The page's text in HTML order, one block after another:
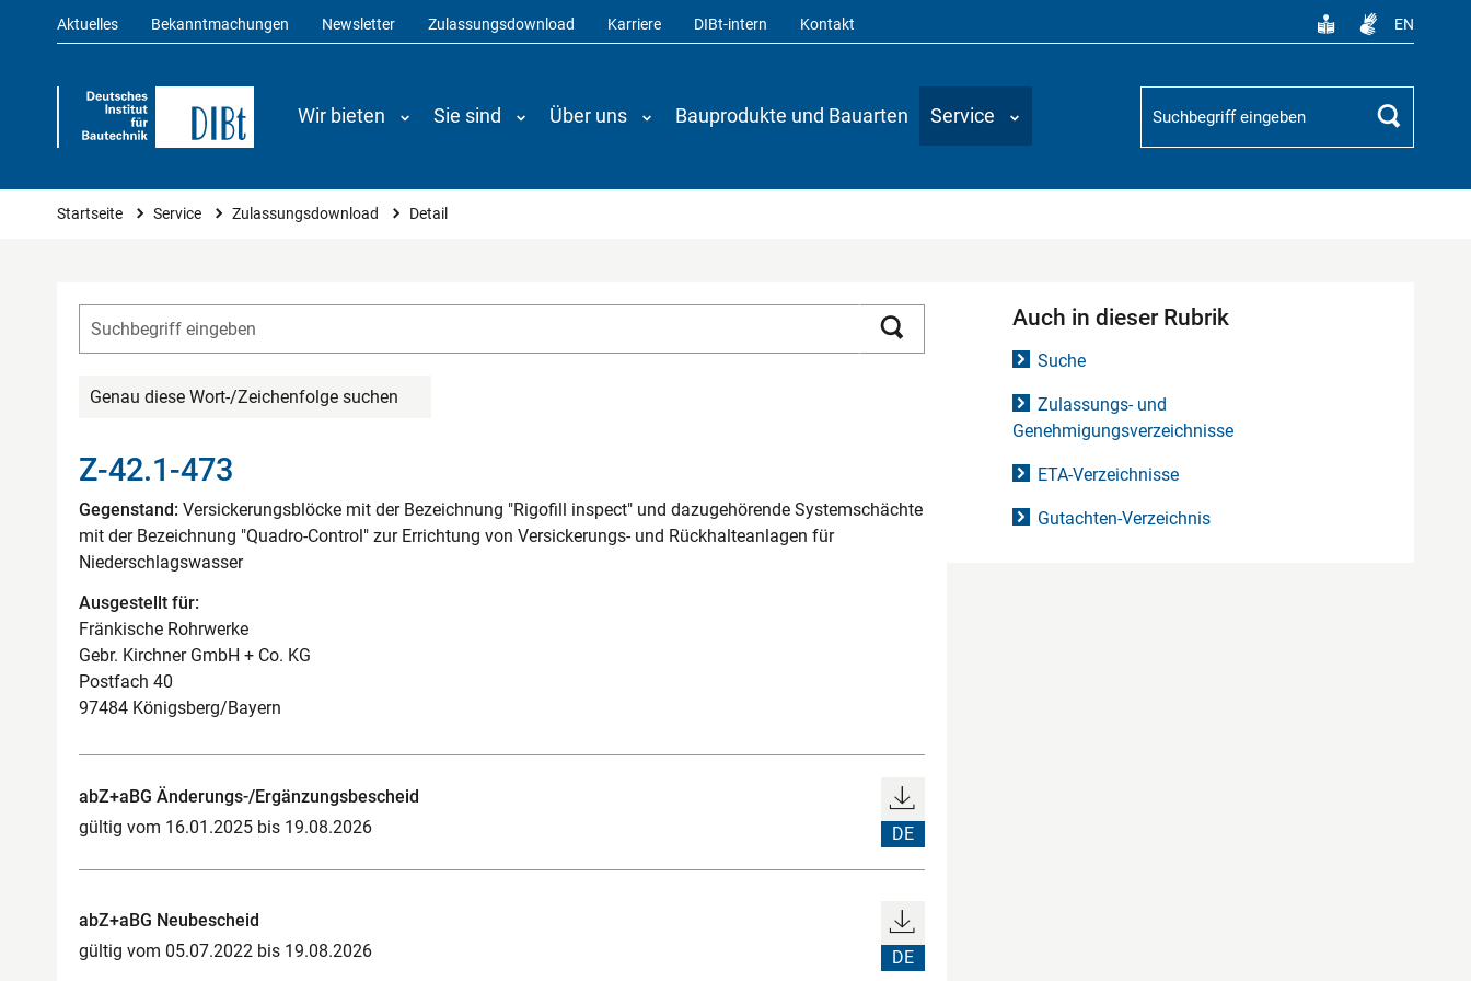
Aktuelles Bekanntmachungen Newsletter Zulassungsdownload Karriere DIBt-intern Kontakt EN
Wir bieten Sie sind Über uns Bauprodukte und Bauarten Service
Suchbegriff
Suchen
Sie sind hier
Startseite Service Zulassungsdownload Detail
Genau diese Wort-/Zeichenfolge suchen
Z-42.1-473
Gegenstand: Versickerungsblöcke mit der Bezeichnung "Rigofill inspect" und dazugehörende Systemschächte
mit der Bezeichnung "Quadro-Control" zur Errichtung von Versickerungs- und Rückhalteanlagen für
Niederschlagswasser
Ausgestellt für:
Fränkische Rohrwerke
Gebr. Kirchner GmbH + Co. KG
Postfach 40
97484 Königsberg/Bayern
abZ+aBG Änderungs-/Ergänzungsbescheid
gültig vom 16.01.2025 bis 19.08.2026
DE
abZ+aBG Neubescheid
gültig vom 05.07.2022 bis 19.08.2026
DE
Auch in dieser Rubrik
Suche
Zulassungs- und
Genehmigungsverzeichnisse
ETA-Verzeichnisse
Gutachten-Verzeichnis